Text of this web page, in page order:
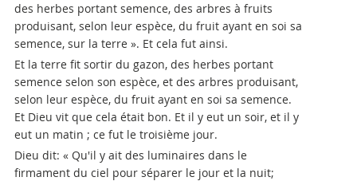
des herbes portant semence, des arbres à fruits
produisant, selon leur espèce, du fruit ayant en soi sa
semence, sur la terre ». Et cela fut ainsi.
Et la terre fit sortir du gazon, des herbes portant
semence selon son espèce, et des arbres produisant,
selon leur espèce, du fruit ayant en soi sa semence.
Et Dieu vit que cela était bon. Et il y eut un soir, et il y
eut un matin ; ce fut le troisième jour.
Dieu dit: « Qu'il y ait des luminaires dans le
firmament du ciel pour séparer le jour et la nuit;